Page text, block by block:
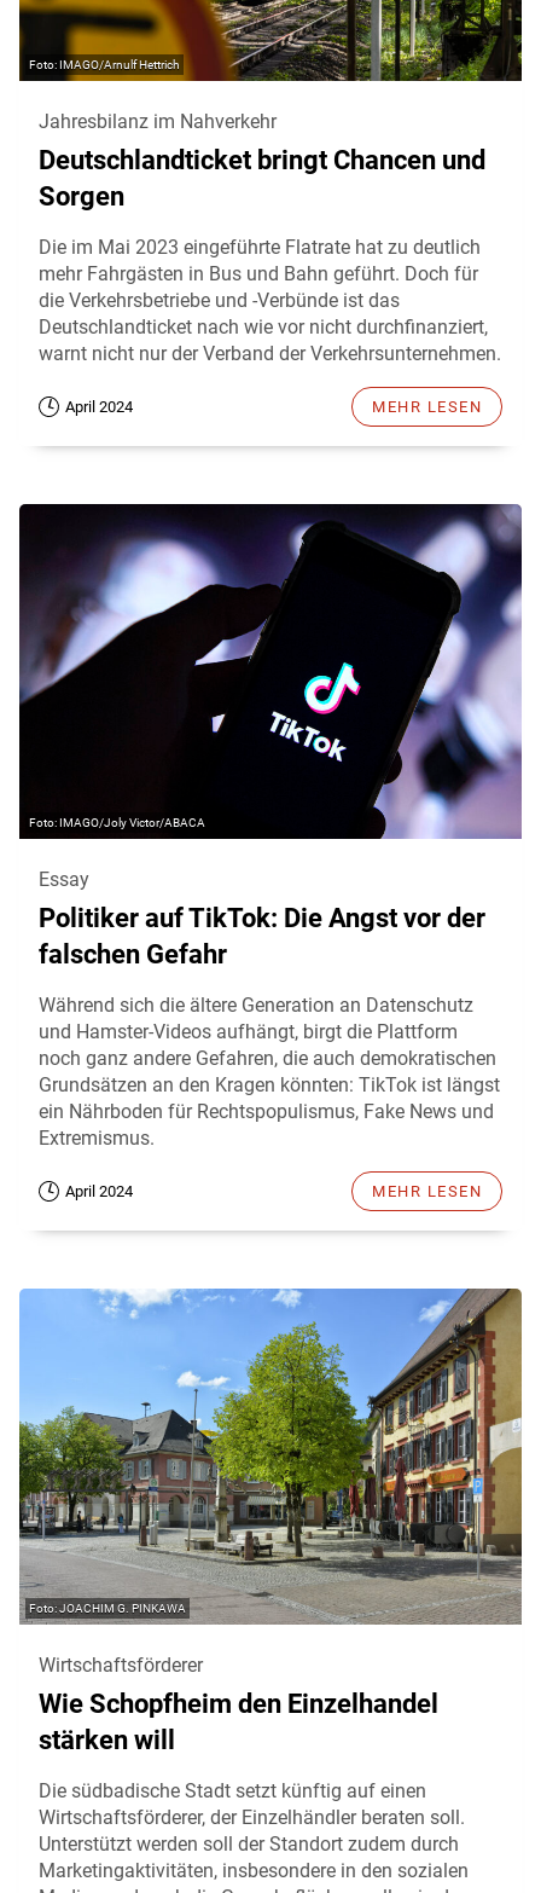
IMAGO/Arnulf Hettrich
Jahresbilanz im Nahverkehr
Deutschlandticket bringt Chancen und
Sorgen
Die im Mai 2023 eingeführte Flatrate hat zu deutlich
mehr Fahrgästen in Bus und Bahn geführt. Doch für
die Verkehrsbetriebe und -Verbünde ist das
Deutschlandticket nach wie vor nicht durchfinanziert,
warnt nicht nur der Verband der Verkehrsunternehmen.
April 2024 MEHR LESEN
IMAGO/Joly Victor/ABACA
Essay
Politiker auf TikTok: Die Angst vor der
falschen Gefahr
Während sich die ältere Generation an Datenschutz
und Hamster-Videos aufhängt, birgt die Plattform
noch ganz andere Gefahren, die auch demokratischen
Grundsätzen an den Kragen könnten: TikTok ist längst
ein Nährboden für Rechtspopulismus, Fake News und
Extremismus.
April 2024 MEHR LESEN
JOACHIM G. PINKAWA
Wirtschaftsförderer
Wie Schopfheim den Einzelhandel
stärken will
Die südbadische Stadt setzt künftig auf einen
Wirtschaftsförderer, der Einzelhändler beraten soll.
Unterstützt werden soll der Standort zudem durch
Marketingaktivitäten, insbesondere in den sozialen